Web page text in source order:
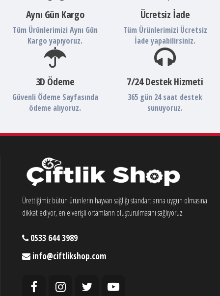
Aynı Gün Kargo
Tüm Ürünlerimizi Aynı Gün
Kargo yapıyoruz.
Ücretsiz İade
Tüm Ürünlerimizi Ücretsiz
İade yapabilirsiniz.
3D Ödeme
Güvenli Ödeme Sayfasında
ödeme alıyoruz.
7/24 Destek Hizmeti
365 gün 24 saat destek
sunuyoruz.
Ürettiğimiz bütün ürünlerin hayvan sağlığı standartlarına uygun olmasına
dikkat ediyor, en elverişli ortamların oluşturulmasını sağlıyoruz.
0533 644 3989
info@ciftlikshop.com